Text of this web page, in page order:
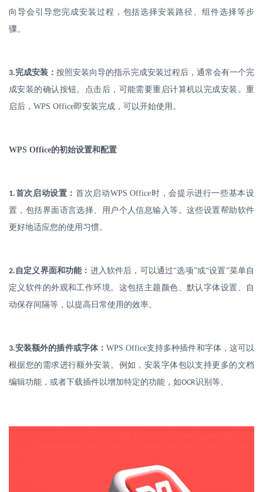
向导会引导您完成安装过程，包括选择安装路径、组件选择等步
骤。
3.完成安装：按照安装向导的指示完成安装过程后，通常会有一个完
成安装的确认按钮。点击后，可能需要重启计算机以完成安装。重
启后， WPS Office即安装完成，可以开始使用。
WPS Office的初始设置和配置
1.首次启动设置：首次启动WPS Office 时，会提示进行一些基本设
置，包括界面语言选择、用户个人信息输入等。这些设置帮助软件
更好地适应您的使用习惯。
2. 自定义界面和功能： 进入软件后，可以通过“选项”或“设置”菜单自
定义软件的外观和工作环境。这包括主题颜色、默认字体设置、自
动保存间隔等，以提高日常使用的效率。
3.安装额外的插件或字体： WPS Office支持多种插件和字体，这可以
根据您的需求进行额外安装。例如，安装字体包以支持更多的文档
编辑功能，或者下载插件以增加特定的功能，如OCR识别等。